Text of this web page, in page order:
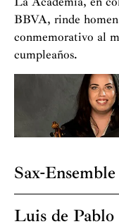
BBVA, rinde
conmemorativo al
cumpleaños.
Sax-Ensemble
potenciar la
Luis de Pablo